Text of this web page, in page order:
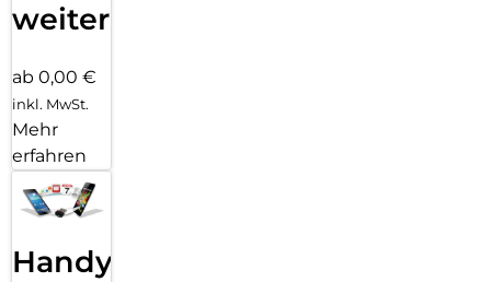
weiter
ab 0,00 €
inkl. MwSt.
Mehr
erfahren
Handy